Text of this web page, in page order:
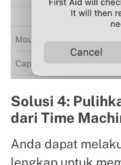
Solusi 4:
dari Time
Anda dapat